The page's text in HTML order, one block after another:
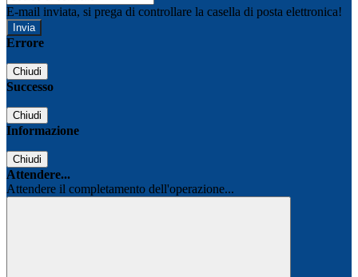
E-mail inviata, si prega di controllare la casella di posta elettronica!
Errore
Chiudi
Successo
Chiudi
Informazione
Chiudi
Attendere...
Attendere il completamento dell'operazione...